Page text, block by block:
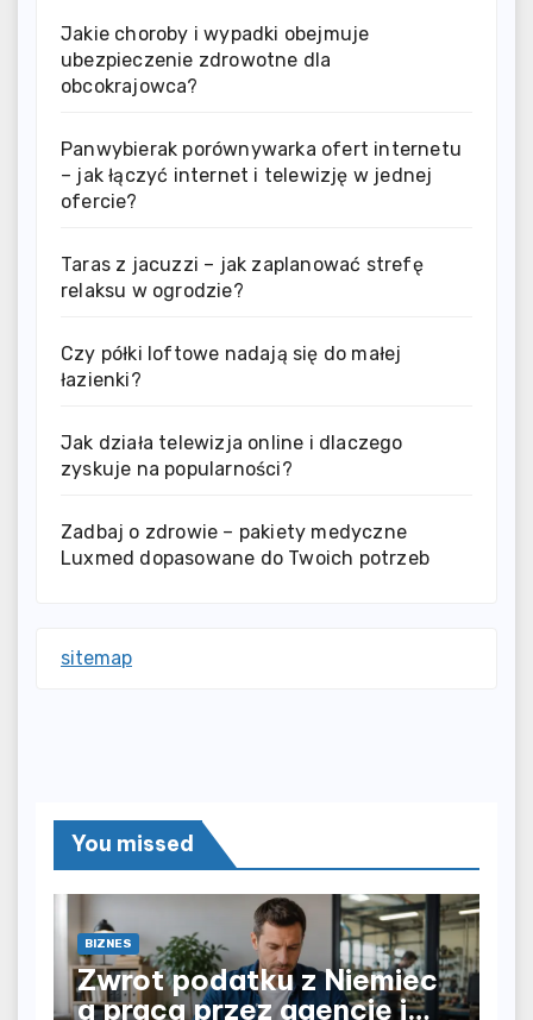
Jakie choroby i wypadki obejmuje
ubezpieczenie zdrowotne dla
obcokrajowca?
Panwybierak porównywarka ofert internetu
– jak łączyć internet i telewizję w jednej
ofercie?
Taras z jacuzzi – jak zaplanować strefę
relaksu w ogrodzie?
Czy półki loftowe nadają się do małej
łazienki?
Jak działa telewizja online i dlaczego
zyskuje na popularności?
Zadbaj o zdrowie – pakiety medyczne
Luxmed dopasowane do Twoich potrzeb
sitemap
You missed
BIZNES
Zwrot podatku z Niemiec
a praca przez agencję i